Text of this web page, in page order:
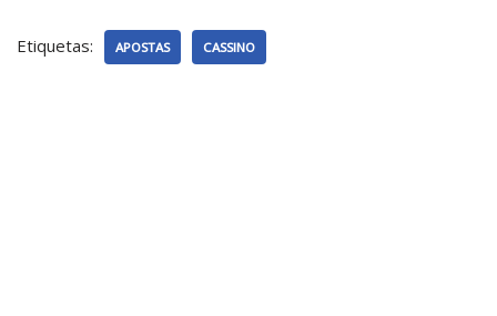
Etiquetas: APOSTAS CASSINO